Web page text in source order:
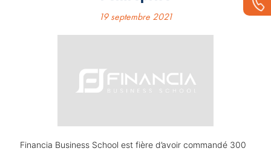
19 septembre 2021
Financia Business School est fière d’avoir commandé 300